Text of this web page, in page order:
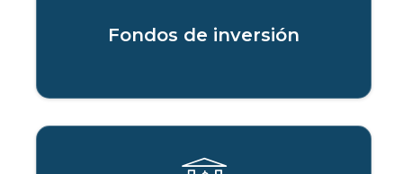
Fondos de inversión